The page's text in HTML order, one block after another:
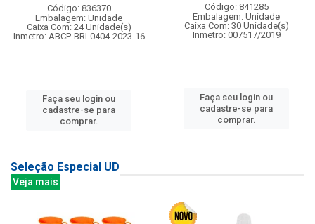
Código: 836370
Embalagem: Unidade
Caixa Com: 24 Unidade(s)
Inmetro: ABCP-BRI-0404-2023-16
Faça seu login ou
cadastre-se para
comprar.
Código: 841285
Embalagem: Unidade
Caixa Com: 30 Unidade(s)
Inmetro: 007517/2019
Faça seu login ou
cadastre-se para
comprar.
Seleção Especial UD
Veja mais